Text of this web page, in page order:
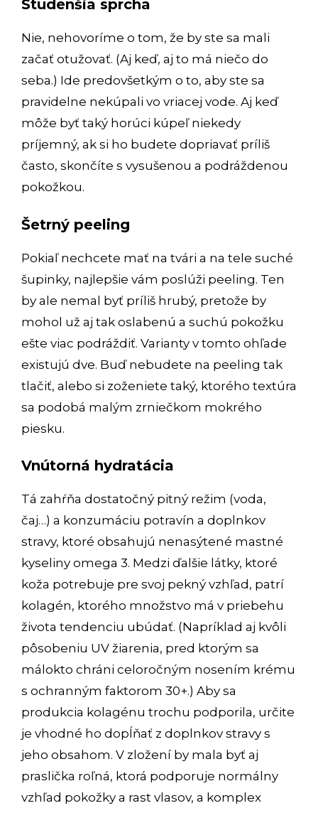
Studenšia sprcha
Nie, nehovoríme o tom, že by ste sa mali
začať otužovať. (Aj keď, aj to má niečo do
seba.) Ide predovšetkým o to, aby ste sa
pravidelne nekúpali vo vriacej vode. Aj keď
môže byť taký horúci kúpeľ niekedy
príjemný, ak si ho budete dopriavať príliš
často, skončíte s vysušenou a podráždenou
pokožkou.
Šetrný peeling
Pokiaľ nechcete mať na tvári a na tele suché
šupinky, najlepšie vám poslúži peeling. Ten
by ale nemal byť príliš hrubý, pretože by
mohol už aj tak oslabenú a suchú pokožku
ešte viac podráždiť. Varianty v tomto ohľade
existujú dve. Buď nebudete na peeling tak
tlačiť, alebo si zoženiete taký, ktorého textúra
sa podobá malým zrniečkom mokrého
piesku.
Vnútorná hydratácia
Tá zahŕňa dostatočný pitný režim (voda,
čaj…) a konzumáciu potravín a doplnkov
stravy, ktoré obsahujú nenasýtené mastné
kyseliny omega 3. Medzi ďalšie látky, ktoré
koža potrebuje pre svoj pekný vzhľad, patrí
kolagén, ktorého množstvo má v priebehu
života tendenciu ubúdať. (Napríklad aj kvôli
pôsobeniu UV žiarenia, pred ktorým sa
málokto chráni celoročným nosením krému
s ochranným faktorom 30+.) Aby sa
produkcia kolagénu trochu podporila, určite
je vhodné ho dopĺňať z doplnkov stravy s
jeho obsahom. V zložení by mala byť aj
praslička roľná, ktorá podporuje normálny
vzhľad pokožky a rast vlasov, a komplex